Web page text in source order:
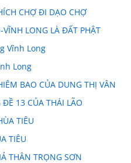
CHỢ ĐI DẠO CHỢ
VĨNH LONG LÀ ĐẤT PHẬT
Vĩnh Long
Long
BAO CỦA DUNG THỊ VÂN
ĐỀ 13 CỦA THÁI LÃO
TIÊU
TIÊU
THÂN TRỌNG SƠN